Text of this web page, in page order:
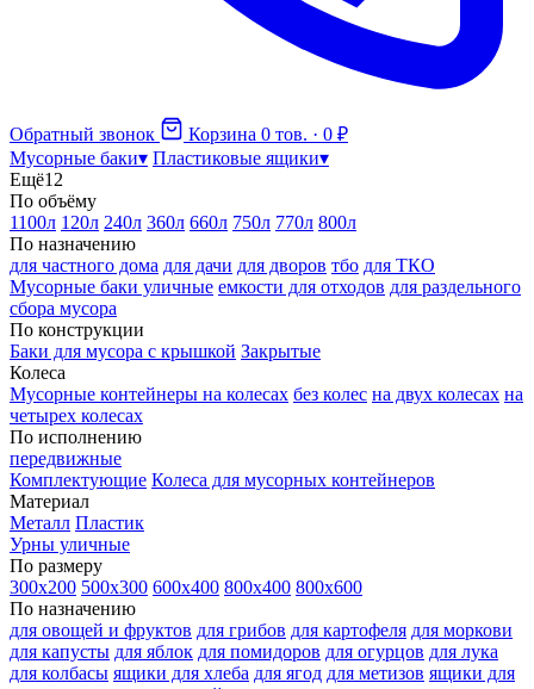
Обратный звонок Корзина 0 тов. · 0 ₽
Мусорные баки▾ Пластиковые ящики▾
Ещё12
По объёму
1100л 120л 240л 360л 660л 750л 770л 800л
По назначению
для частного дома для дачи для дворов тбо для ТКО
Мусорные баки уличные емкости для отходов для раздельного
сбора мусора
По конструкции
Баки для мусора с крышкой Закрытые
Колеса
Мусорные контейнеры на колесах без колес на двух колесах на
четырех колесах
По исполнению
передвижные
Комплектующие Колеса для мусорных контейнеров
Материал
Металл Пластик
Урны уличные
По размеру
300х200 500х300 600х400 800х400 800х600
По назначению
для овощей и фруктов для грибов для картофеля для моркови
для капусты для яблок для помидоров для огурцов для лука
для колбасы ящики для хлеба для ягод для метизов ящики для